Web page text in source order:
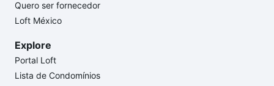
Quero ser fornecedor
Loft México
Explore
Portal Loft
Lista de Condomínios